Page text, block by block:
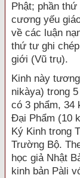
Phật; phần
cương yếu
về các luận
thứ tư ghi
giới (Vũ trụ).
Kinh này
nikàya) trong
có 3 phẩm, 34
Đại Phẩm (10
Ký Kinh trong
Trường Bộ.
học giả Nhật
kinh bản Pàli